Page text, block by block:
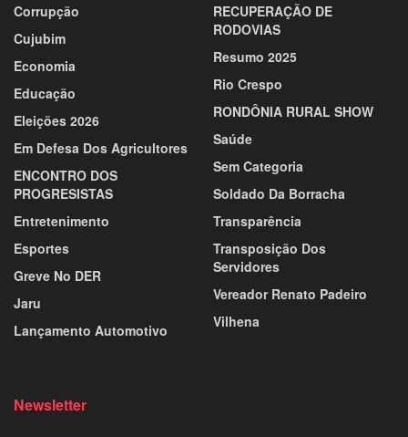
Corrupção
Cujubim
Economia
Educação
Eleições 2026
Em Defesa Dos Agricultores
ENCONTRO DOS
PROGRESISTAS
Entretenimento
Esportes
Greve No DER
Jaru
Lançamento Automotivo
RECUPERAÇÃO DE
RODOVIAS
Resumo 2025
Rio Crespo
RONDÔNIA RURAL SHOW
Saúde
Sem Categoria
Soldado Da Borracha
Transparência
Transposição Dos
Servidores
Vereador Renato Padeiro
Vilhena
Newsletter